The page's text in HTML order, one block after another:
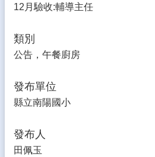
生
區
校
成
果
務
E
化
12月驗收:輔導主任
類別
公告，午餐廚房
發布單位
縣立南陽國小
發布人
田佩玉